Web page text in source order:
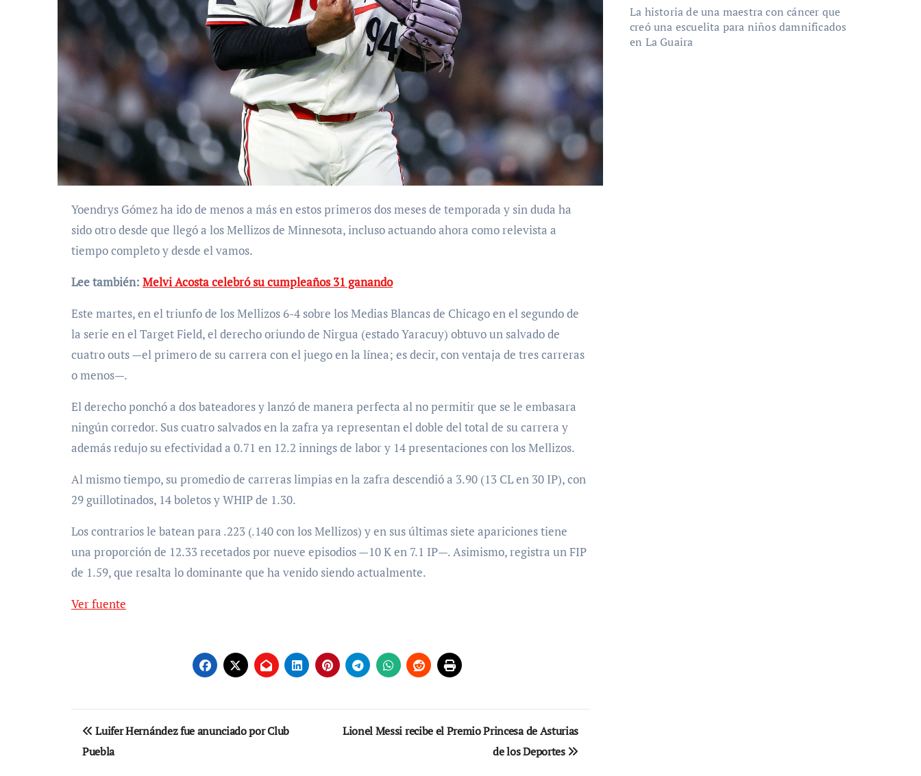
Yoendrys Gómez ha ido de menos a más en estos primeros dos meses de temporada y sin duda ha
sido otro desde que llegó a los Mellizos de Minnesota, incluso actuando ahora como relevista a
tiempo completo y desde el vamos.
Lee también: Melvi Acosta celebró su cumpleaños 31 ganando
Este martes, en el triunfo de los Mellizos 6-4 sobre los Medias Blancas de Chicago en el segundo de
la serie en el Target Field, el derecho oriundo de Nirgua (estado Yaracuy) obtuvo un salvado de
cuatro outs —el primero de su carrera con el juego en la línea; es decir, con ventaja de tres carreras
o menos—.
El derecho ponchó a dos bateadores y lanzó de manera perfecta al no permitir que se le embasara
ningún corredor. Sus cuatro salvados en la zafra ya representan el doble del total de su carrera y
además redujo su efectividad a 0.71 en 12.2 innings de labor y 14 presentaciones con los Mellizos.
Al mismo tiempo, su promedio de carreras limpias en la zafra descendió a 3.90 (13 CL en 30 IP), con
29 guillotinados, 14 boletos y WHIP de 1.30.
Los contrarios le batean para .223 (.140 con los Mellizos) y en sus últimas siete apariciones tiene
una proporción de 12.33 recetados por nueve episodios —10 K en 7.1 IP—. Asimismo, registra un FIP
de 1.59, que resalta lo dominante que ha venido siendo actualmente.
Ver fuente
Navegación
de
Luifer Hernández fue anunciado por Club
Puebla
Lionel Messi recibe el Premio Princesa de Asturias
de los Deportes
La historia de una maestra con cáncer que
creó una escuelita para niños damnificados
en La Guaira